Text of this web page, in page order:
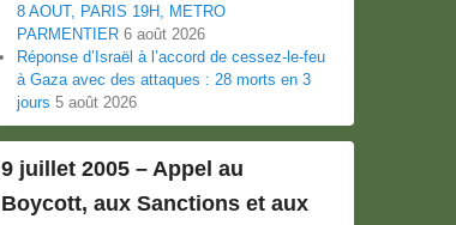
8 AOUT, PARIS 19H, METRO
PARMENTIER 6 août 2026
Réponse d’Israël à l’accord de cessez-le-feu
à Gaza avec des attaques : 28 morts en 3
jours 5 août 2026
9 juillet 2005 – Appel au
Boycott, aux Sanctions et aux